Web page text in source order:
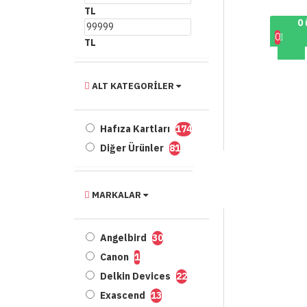
0
0
TL
TL
ALT KATEGORILER
Hafıza Kartları 174
Diğer Ürünler 81
MARKALAR
Angelbird 30
Canon 1
Delkin Devices 22
Exascend 13